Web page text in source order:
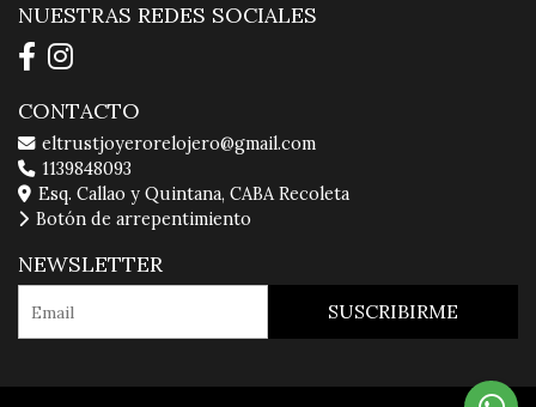
NUESTRAS REDES SOCIALES
CONTACTO
eltrustjoyerorelojero@gmail.com
1139848093
Esq. Callao y Quintana, CABA Recoleta
Botón de arrepentimiento
NEWSLETTER
SUSCRIBIRME